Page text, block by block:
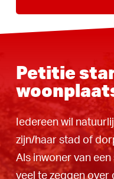
Petitie
Iedereen wil
zijn/haar stad of
Als inwoner van
veel te zeggen over